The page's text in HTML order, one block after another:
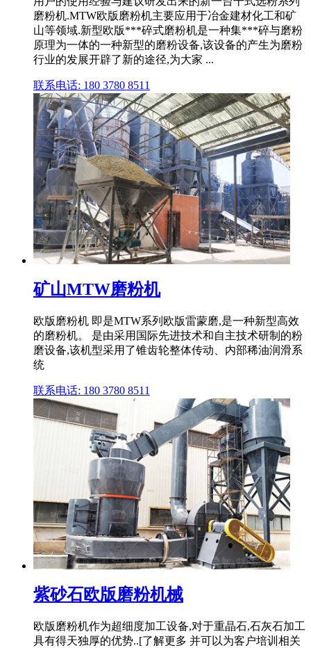
磨粉机.MTW欧版磨粉机主要应用于冶金建材化工和矿
山等领域.新型欧版***碎式磨粉机是一种集***碎与磨粉
原理为一体的一种新型的磨粉设备,该设备的产生为磨粉
行业的发展开辟了新的途径,为大家 ...
联系电话: 180 3780 8511
矿山MTW磨粉机
欧版磨粉机 即是MTW系列欧版雷蒙磨,是一种新型高效
的磨粉机。 是由采用国际先进技术和自主技术研制的粉
磨设备,该机型采用了锥齿轮整体传动、内部稀油润滑系
统
联系电话: 180 3780 8511
紫砂石欧版磨粉机械
欧版磨粉机作为超细度加工设备,对于重晶石,石灰石加工
具有得天独厚的优势..[了解更多 并可以为客户培训相关